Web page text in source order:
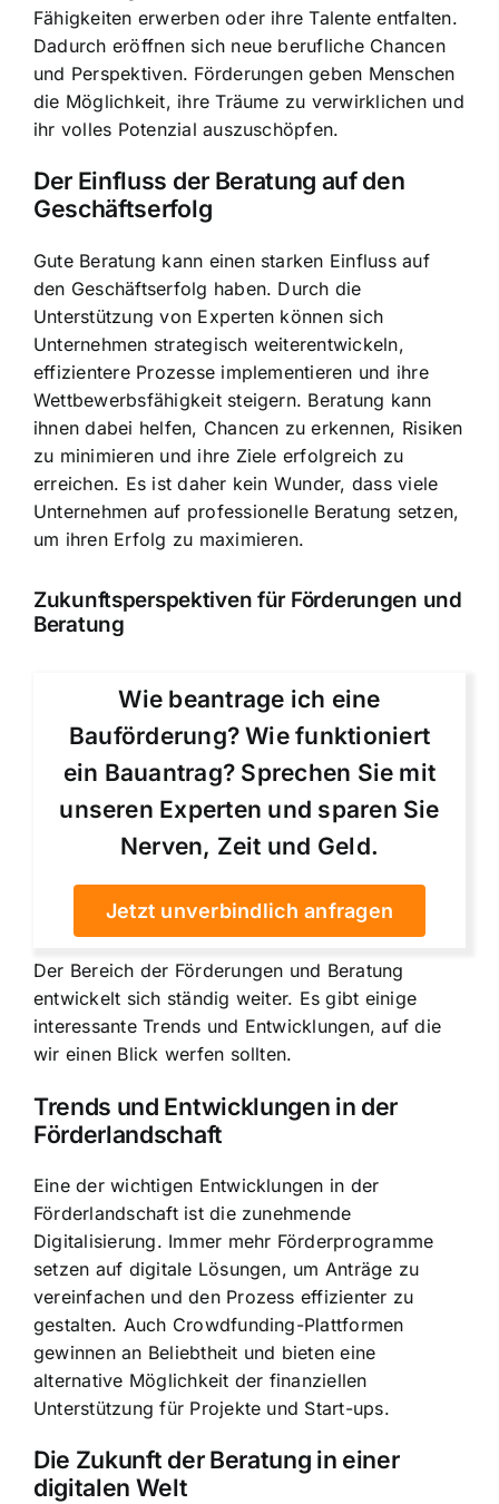
Fähigkeiten erwerben oder ihre Talente entfalten.
Dadurch eröffnen sich neue berufliche Chancen
und Perspektiven. Förderungen geben Menschen
die Möglichkeit, ihre Träume zu verwirklichen und
ihr volles Potenzial auszuschöpfen.
Der Einfluss der Beratung auf den
Geschäftserfolg
Gute Beratung kann einen starken Einfluss auf
den Geschäftserfolg haben. Durch die
Unterstützung von Experten können sich
Unternehmen strategisch weiterentwickeln,
effizientere Prozesse implementieren und ihre
Wettbewerbsfähigkeit steigern. Beratung kann
ihnen dabei helfen, Chancen zu erkennen, Risiken
zu minimieren und ihre Ziele erfolgreich zu
erreichen. Es ist daher kein Wunder, dass viele
Unternehmen auf professionelle Beratung setzen,
um ihren Erfolg zu maximieren.
Zukunftsperspektiven für Förderungen und
Beratung
Wie beantrage ich eine
Bauförderung? Wie funktioniert
ein Bauantrag? Sprechen Sie mit
unseren Experten und sparen Sie
Nerven, Zeit und Geld.
Jetzt unverbindlich anfragen
Der Bereich der Förderungen und Beratung
entwickelt sich ständig weiter. Es gibt einige
interessante Trends und Entwicklungen, auf die
wir einen Blick werfen sollten.
Trends und Entwicklungen in der
Förderlandschaft
Eine der wichtigen Entwicklungen in der
Förderlandschaft ist die zunehmende
Digitalisierung. Immer mehr Förderprogramme
setzen auf digitale Lösungen, um Anträge zu
vereinfachen und den Prozess effizienter zu
gestalten. Auch Crowdfunding-Plattformen
gewinnen an Beliebtheit und bieten eine
alternative Möglichkeit der finanziellen
Unterstützung für Projekte und Start-ups.
Die Zukunft der Beratung in einer
digitalen Welt